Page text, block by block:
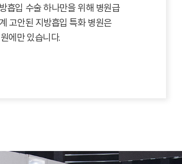
흡입 수술 하나만을 위해 병원급
고안된 지방흡입 특화 병원은
에만 있습니다.